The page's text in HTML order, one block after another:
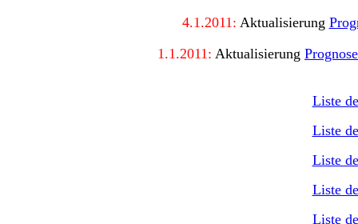
4.1.2011: Aktualisierung
1.1.2011: Aktualisierung
Liste
Liste
Liste
Liste
Liste